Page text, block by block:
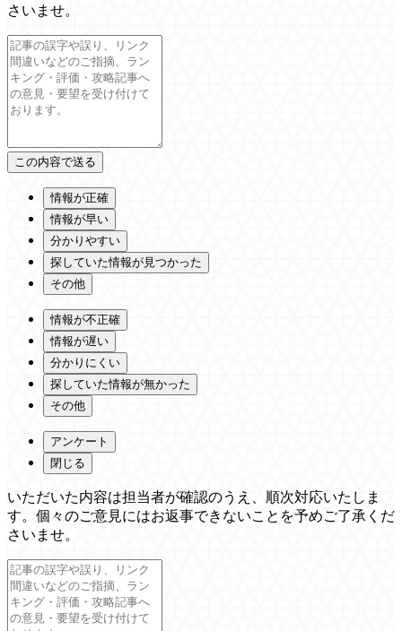
さいませ。
情報が正確
情報が早い
分かりやすい
探していた情報が見つかった
その他
情報が不正確
情報が遅い
分かりにくい
探していた情報が無かった
その他
アンケート
閉じる
いただいた内容は担当者が確認のうえ、順次対応いたしま
す。個々のご意見にはお返事できないことを予めご了承くだ
さいませ。